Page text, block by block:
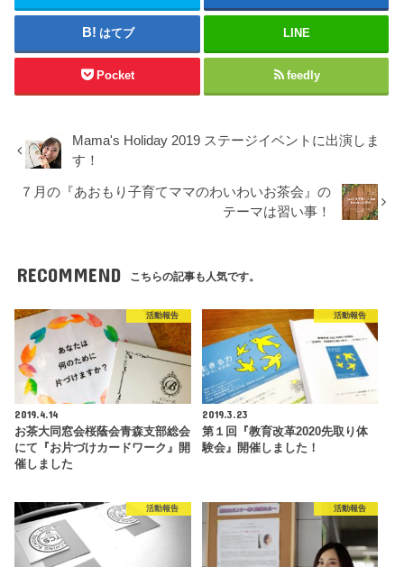
はてブ LINE
Pocket feedly
Mama's Holiday 2019 ステージイベントに出演しま
す！
７月の『あおもり子育てママのわいわいお茶会』の
テーマは習い事！
RECOMMEND こちらの記事も人気です。
活動報告
2019.4.14
お茶大同窓会桜蔭会青森支部総会
にて『お片づけカードワーク』開
催しました
活動報告
2019.3.23
第１回『教育改革2020先取り体
験会』開催しました！
活動報告 活動報告